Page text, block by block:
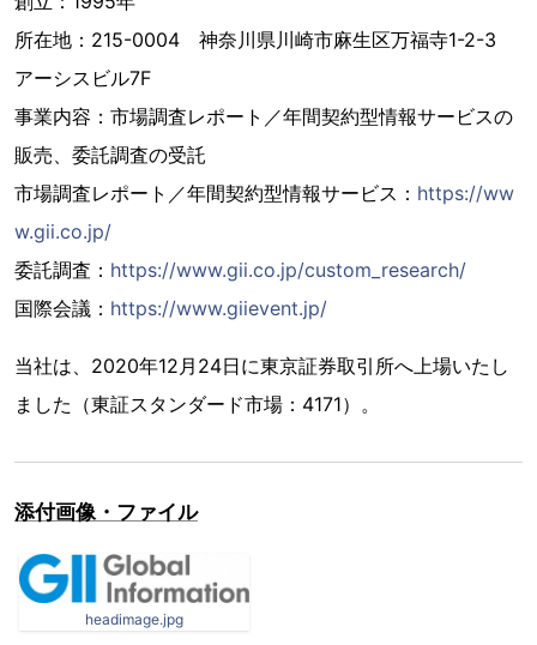
所在地：215-0004 神奈川県川崎市麻生区万福寺1-2-3
アーシスビル7F
事業内容：市場調査レポート／年間契約型情報サービスの
販売、委託調査の受託
市場調査レポート／年間契約型情報サービス： https://ww
w.gii.co.jp/
委託調査： https://www.gii.co.jp/custom_research/
国際会議： https://www.giievent.jp/
当社は、2020年12月24日に東京証券取引所へ上場いたし
ました（東証スタンダード市場：4171）。
添付画像・ファイル
headimage.jpg